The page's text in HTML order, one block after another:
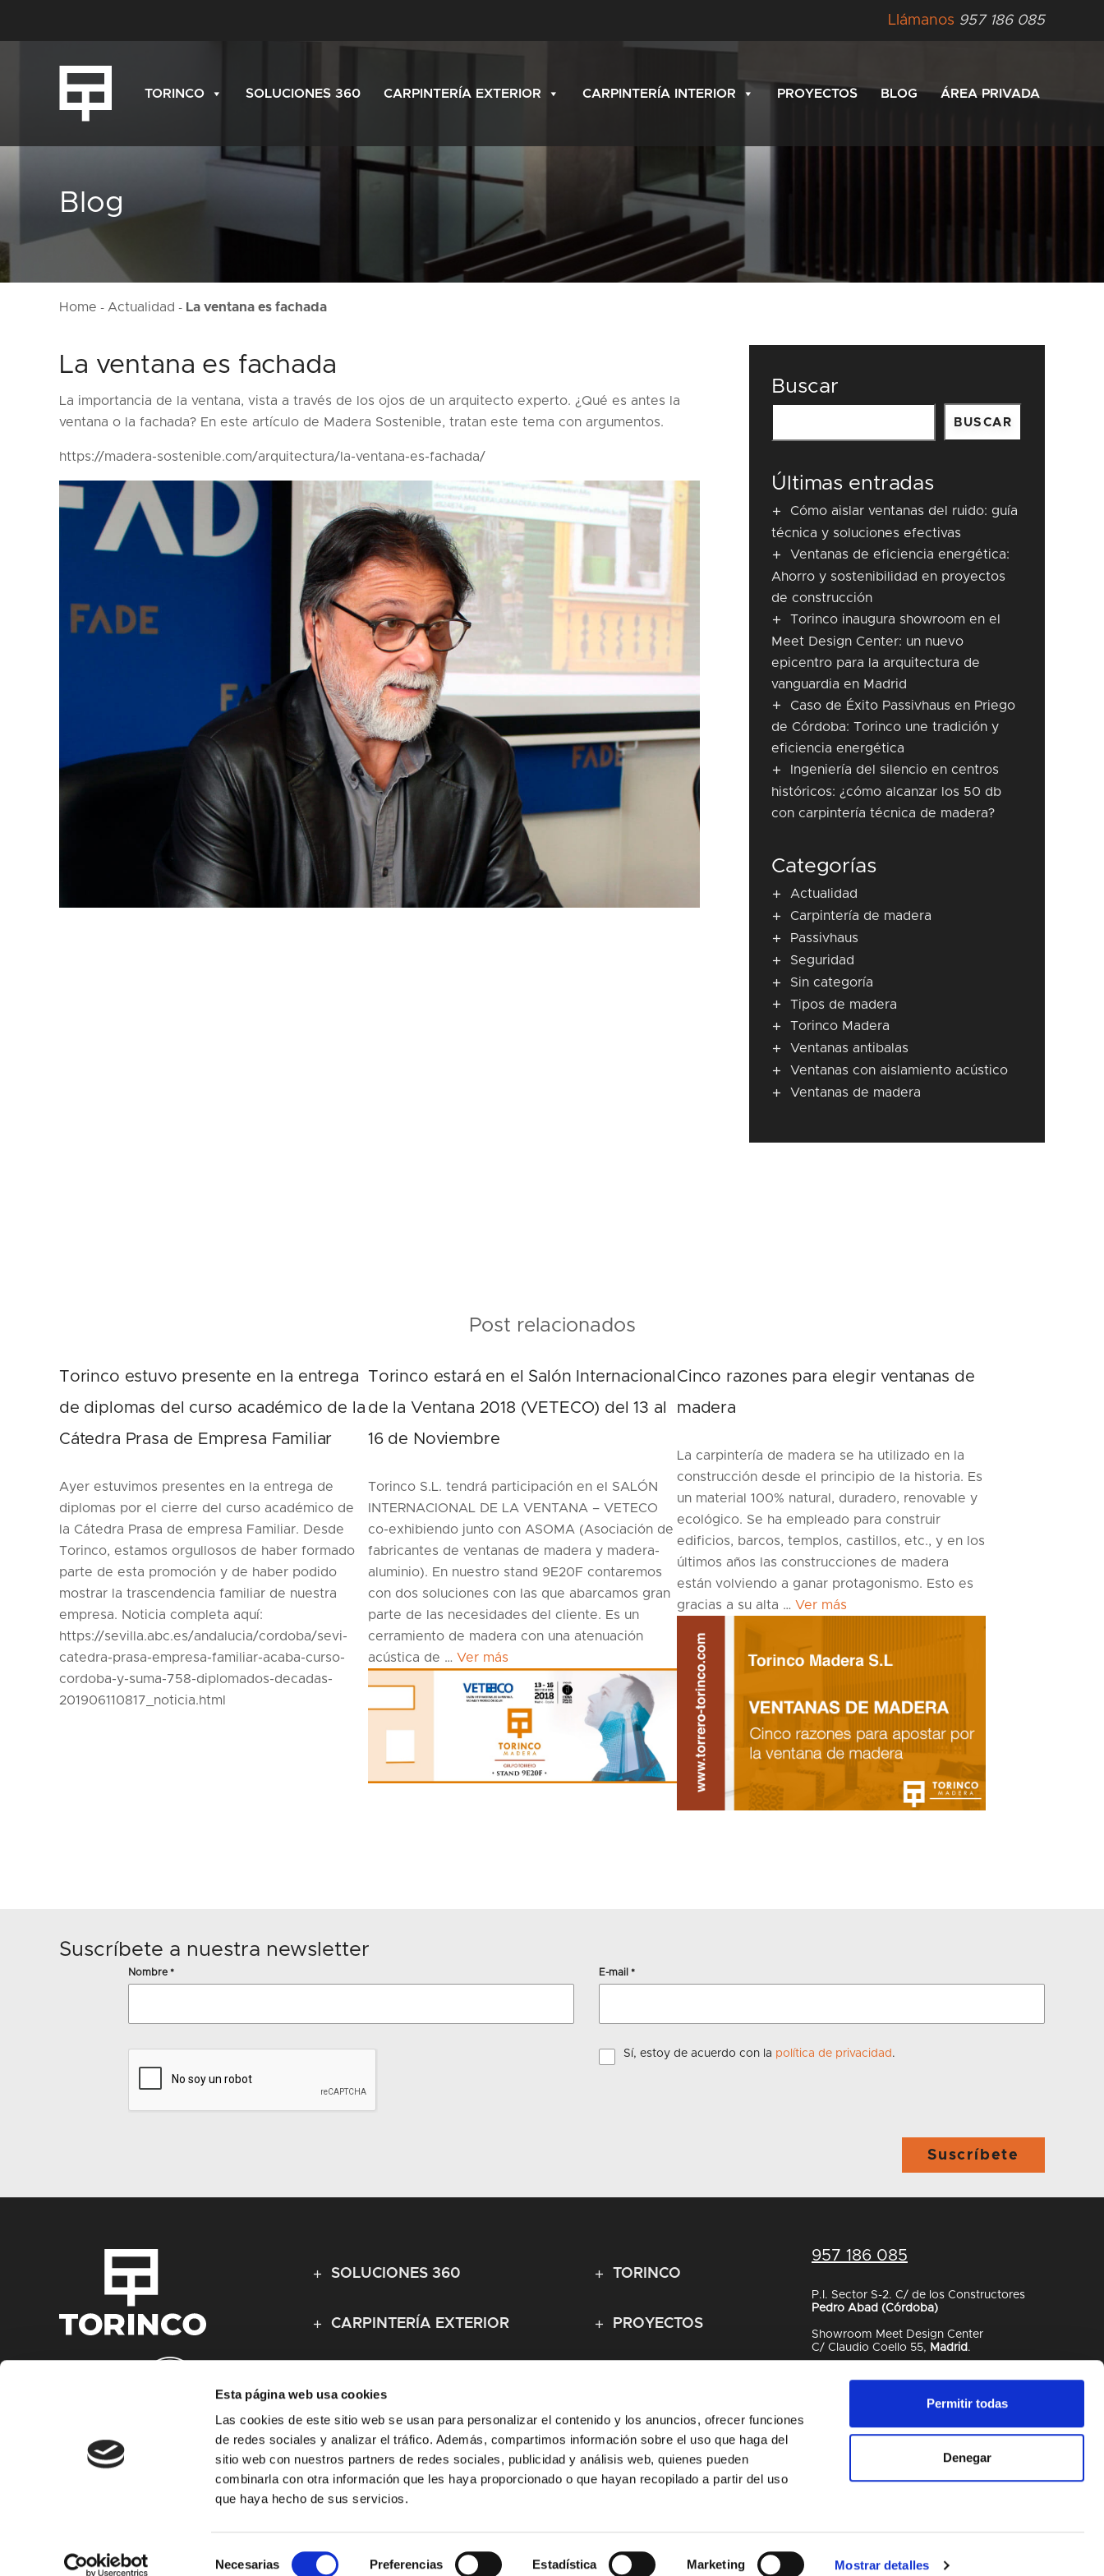
Esta página web usa cookies
Las cookies de este sitio web se usan para personalizar el contenido y los anuncios, ofrecer funciones
de redes sociales y analizar el tráfico. Además, compartimos información sobre el uso que haga del
sitio web con nuestros partners de redes sociales, publicidad y análisis web, quienes pueden
combinarla con otra información que les haya proporcionado o que hayan recopilado a partir del uso
que haya hecho de sus servicios.
Necesarias Preferencias Estadística Marketing Mostrar detalles
Permitir todas
Denegar
Llámanos 957 186 085
TORINCO SOLUCIONES 360 CARPINTERÍA EXTERIOR CARPINTERÍA INTERIOR PROYECTOS BLOG ÁREA PRIVADA
Blog
Home - Actualidad - La ventana es fachada
La ventana es fachada
La importancia de la ventana, vista a través de los ojos de un arquitecto experto. ¿Qué es antes la
ventana o la fachada? En este artículo de Madera Sostenible, tratan este tema con argumentos.
https://madera-sostenible.com/arquitectura/la-ventana-es-fachada/
Buscar
BUSCAR
Últimas entradas
Cómo aislar ventanas del ruido: guía
técnica y soluciones efectivas
Ventanas de eficiencia energética:
Ahorro y sostenibilidad en proyectos
de construcción
Torinco inaugura showroom en el
Meet Design Center: un nuevo
epicentro para la arquitectura de
vanguardia en Madrid
Caso de Éxito Passivhaus en Priego
de Córdoba: Torinco une tradición y
eficiencia energética
Ingeniería del silencio en centros
históricos: ¿cómo alcanzar los 50 db
con carpintería técnica de madera?
Categorías
Actualidad
Carpintería de madera
Passivhaus
Seguridad
Sin categoría
Tipos de madera
Torinco Madera
Ventanas antibalas
Ventanas con aislamiento acústico
Ventanas de madera
Post relacionados
Torinco estuvo presente en la entrega
de diplomas del curso académico de la
Cátedra Prasa de Empresa Familiar
Ayer estuvimos presentes en la entrega de
diplomas por el cierre del curso académico de
la Cátedra Prasa de empresa Familiar. Desde
Torinco, estamos orgullosos de haber formado
parte de esta promoción y de haber podido
mostrar la trascendencia familiar de nuestra
empresa. Noticia completa aquí:
https://sevilla.abc.es/andalucia/cordoba/sevi-
catedra-prasa-empresa-familiar-acaba-curso-
cordoba-y-suma-758-diplomados-decadas-
201906110817_noticia.html
Torinco estará en el Salón Internacional
de la Ventana 2018 (VETECO) del 13 al
16 de Noviembre
Torinco S.L. tendrá participación en el SALÓN
INTERNACIONAL DE LA VENTANA – VETECO
co-exhibiendo junto con ASOMA (Asociación de
fabricantes de ventanas de madera y madera-
aluminio). En nuestro stand 9E20F contaremos
con dos soluciones con las que abarcamos gran
parte de las necesidades del cliente. Es un
cerramiento de madera con una atenuación
acústica de … Ver más
Cinco razones para elegir ventanas de
madera
La carpintería de madera se ha utilizado en la
construcción desde el principio de la historia. Es
un material 100% natural, duradero, renovable y
ecológico. Se ha empleado para construir
edificios, barcos, templos, castillos, etc., y en los
últimos años las construcciones de madera
están volviendo a ganar protagonismo. Esto es
gracias a su alta … Ver más
Suscríbete a nuestra newsletter
Nombre * E-mail *
Sí, estoy de acuerdo con la política de privacidad .
Suscríbete
SOLUCIONES 360
CARPINTERÍA EXTERIOR
TORINCO
PROYECTOS
ÁREA PRIVADA
957 186 085
P.I. Sector S-2. C/ de los Constructores
Pedro Abad (Córdoba)
Showroom Meet Design Center
C/ Claudio Coello 55, Madrid .
Aviso Legal Política de privacidad Políticas Cookies PEFC